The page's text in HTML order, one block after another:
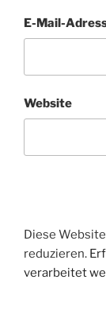
E-Mail-
Website
Diese
reduzieren.
verarbeitet